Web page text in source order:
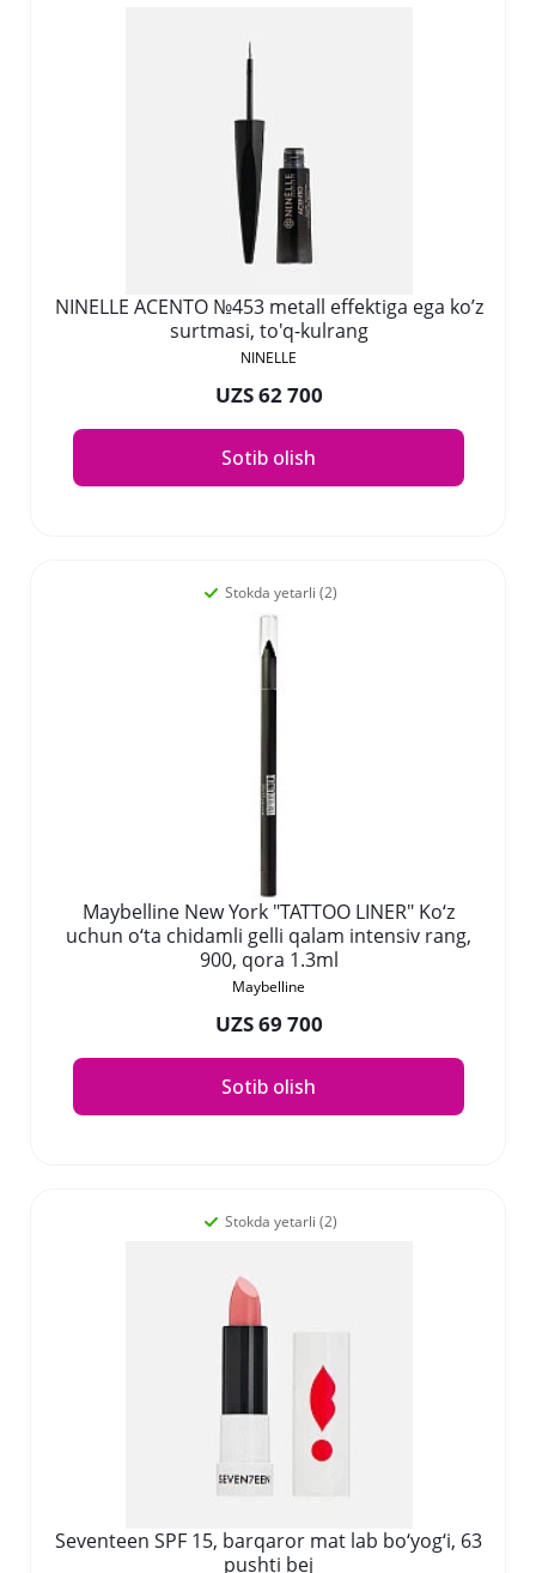
NINELLE ACENTO №453 metall effektiga ega ko’z
surtmasi, to'q-kulrang
NINELLE
UZS 62 700
Sotib olish
Stokda yetarli (2)
Maybelline New York "TATTOO LINER" Ko‘z
uchun o‘ta chidamli gelli qalam intensiv rang,
900, qora 1.3ml
Maybelline
UZS 69 700
Sotib olish
Stokda yetarli (2)
Seventeen SPF 15, barqaror mat lab bo‘yog‘i, 63
pushti bej